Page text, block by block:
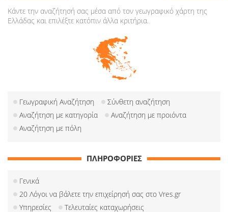
Κάντε την αναζήτησή σας μέσα από τον γεωγραφικό χάρτη της
Ελλάδας και επιλέξτε κατόπιν άλλα κριτήρια.
Γεωγραφική Αναζήτηση
Σύνθετη αναζήτηση
Αναζήτηση με κατηγορία
Αναζήτηση με προιόντα
Αναζήτηση με πόλη
ΠΛΗΡΟΦΟΡΙΕΣ
Γενικά
20 Λόγοι να βάλετε την επιχείρησή σας στο Vres.gr
Υπηρεσίες
Τελευταίες καταχωρήσεις